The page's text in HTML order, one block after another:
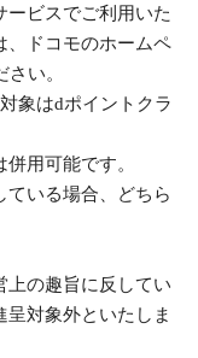
ービスでご利用いた
、ドコモのホームペ
さい。
象はdポイントクラ
用可能です。
ている場合、どちら
上の趣旨に反してい
呈対象外といたしま